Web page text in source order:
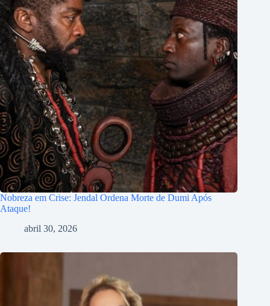
Nobreza em Crise: Jendal Ordena Morte de Dumi Após
Ataque!
abril 30, 2026